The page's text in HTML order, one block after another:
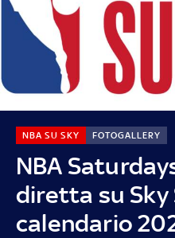
NBA
diretta su
calendario
NBA SU SKY FOTOGALLERY